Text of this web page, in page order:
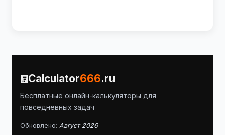
Calculator666.ru
Бесплатные онлайн-калькуляторы для
повседневных задач
Обновлено: Август 2026